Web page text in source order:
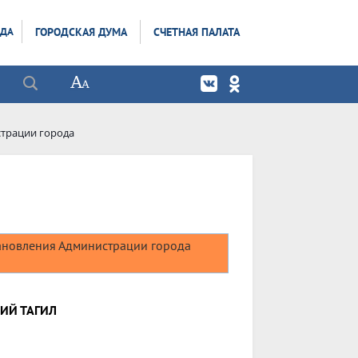
ГОРОДСКАЯ ДУМА СЧЕТНАЯ ПАЛАТА
города
Администрации города
ТАГИЛ